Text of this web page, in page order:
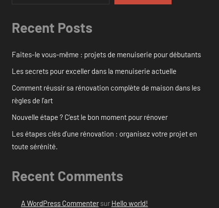
Recent Posts
Faites-le vous-même : projets de menuiserie pour débutants
Les secrets pour exceller dans la menuiserie actuelle
Comment réussir sa rénovation complète de maison dans les
règles de l’art
Nouvelle étape ? C’est le bon moment pour rénover
Les étapes clés d’une rénovation : organisez votre projet en
toute sérénité.
Recent Comments
A WordPress Commentersur Hello world!